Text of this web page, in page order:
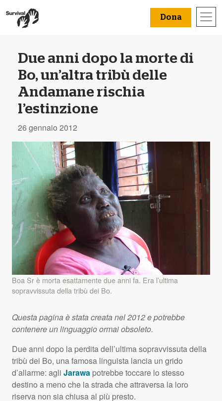
Dona
Due anni dopo la morte di
Bo, un’altra tribù delle
Andamane rischia
l’estinzione
26 gennaio 2012
Boa Sr è morta esattamente due anni fa. Era l’ultima
sopravvissuta della tribù dei Bo.
Questa pagina è stata creata nel 2012 e potrebbe
contenere un linguaggio ormai obsoleto.
Due anni dopo la perdita dell’ultima sopravvissuta della
tribù dei Bo, una famosa linguista lancia un grido
d’allarme: agli Jarawa potrebbe toccare lo stesso
destino a meno che la strada che attraversa la loro
riserva non sia chiusa al più presto.